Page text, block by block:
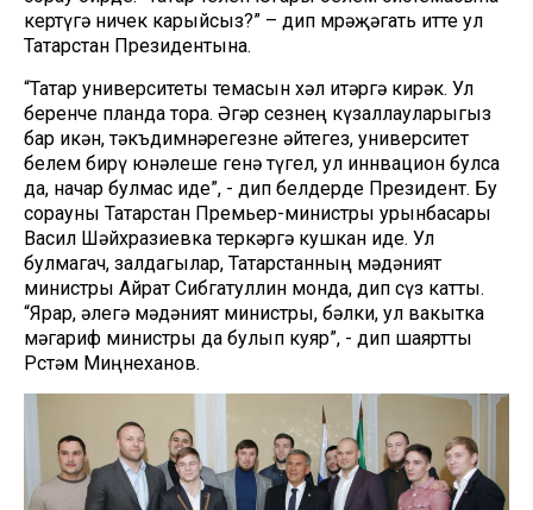
кертүгә ничек карыйсыз?” – дип мөрәҗәгать итте ул
Татарстан Президентына.
“Татар университеты темасын хәл итәргә кирәк. Ул
беренче планда тора. Әгәр сезнең күзаллауларыгыз
бар икән, тәкъдимнәрегезне әйтегез, университет
белем бирү юнәлеше генә түгел, ул иннвацион булса
да, начар булмас иде”, - дип белдерде Президент. Бу
сорауны Татарстан Премьер-министры урынбасары
Васил Шәйхразиевка теркәргә кушкан иде. Ул
булмагач, залдагылар, Татарстанның мәдәният
министры Айрат Сибгатуллин монда, дип сүз катты.
“Ярар, әлегә мәдәният министры, бәлки, ул вакытка
мәгариф министры да булып куяр”, - дип шаяртты
Рөстәм Миңнеханов.